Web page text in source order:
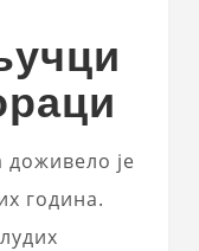
је
година.